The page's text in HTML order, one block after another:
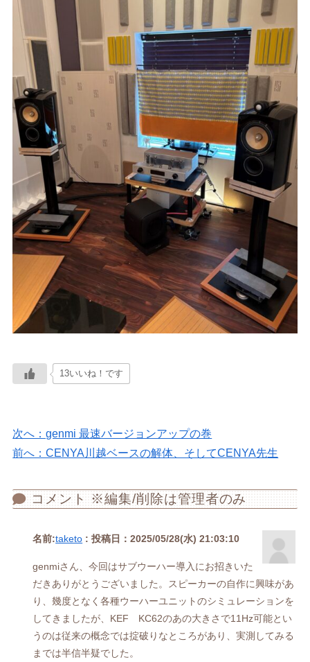
13いいね！です
次へ：genmi 最速バージョンアップの巻
前へ：CENYA川越ベースの解体、そしてCENYA先生
コメント ※編集/削除は管理者のみ
名前:taketo : 投稿日：2025/05/28(水) 21:03:10
genmiさん、今回はサブウーハー導入にお招きいた
だきありがとうございました。スピーカーの自作に興味があ
り、幾度となく各種ウーハーユニットのシミュレーションを
してきましたが、KEF KC62のあの大きさで11Hz可能とい
うのは従来の概念では掟破りなところがあり、実測してみる
までは半信半疑でした。